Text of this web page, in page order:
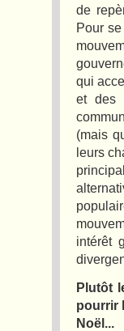
de
Pour
qui
et des
(mais
leurs
intérêt
Plutôt
pourrir
Noël...